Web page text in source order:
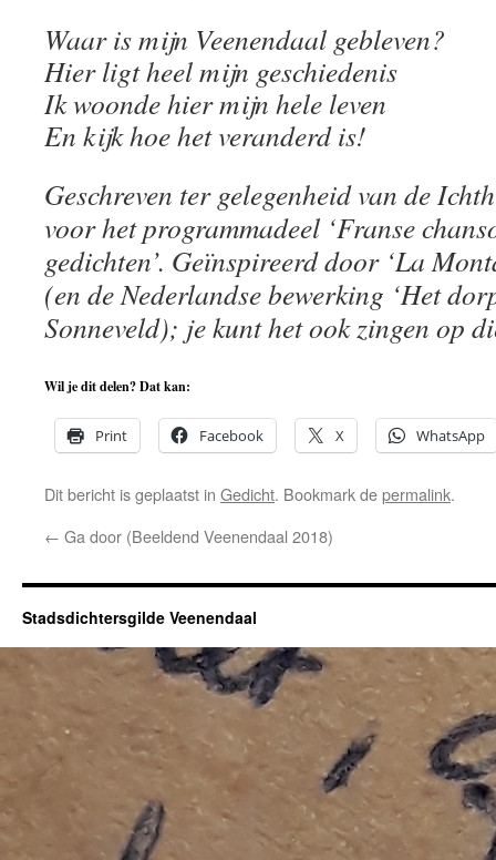
Waar is mijn Veenendaal gebleven?
Hier ligt heel mijn geschiedenis
Ik woonde hier mijn hele leven
En kijk hoe het veranderd is!
Geschreven ter gelegenheid van de
voor het programmadeel ‘Franse
gedichten’. Geïnspireerd door ‘La
(en de Nederlandse bewerking ‘Het
Sonneveld); je kunt het ook zingen op
Wil je dit delen? Dat kan:
Print Facebook X WhatsApp
Dit bericht is geplaatst in Gedicht. Bookmark depermalink.
← Ga door (Beeldend Veenendaal 2018)
Stadsdichtersgilde Veenendaal